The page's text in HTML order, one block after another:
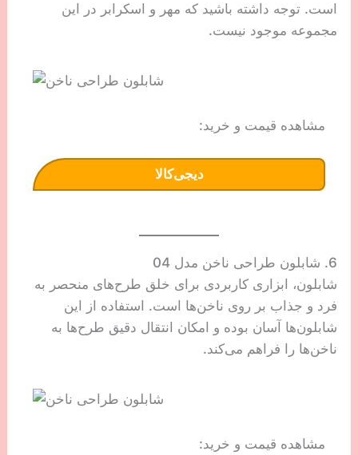
است. توجه داشته باشید که مهر و اسکرابر در این
مجموعه موجود نیست.
مشاهده قیمت و خرید:
دیجی‌کالا
6. شابلون طراحی ناخن مدل 04
شابلون، ابزاری کاربردی برای خلق طرح‌های منحصر به
فرد و جذاب بر روی ناخن‌ها است. استفاده از این
شابلون‌ها آسان بوده و امکان انتقال دقیق طرح‌ها به
ناخن‌ها را فراهم می‌کند.
مشاهده قیمت و خرید: